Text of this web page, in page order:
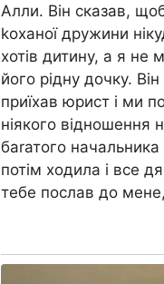
Алли. Він сказав,
kоханої дружини
хотів дитину, а я
його рідну дочку.
приїхав юрист і ми
ніякого відношення
баrатого
потім ходила і все
тебе послав до